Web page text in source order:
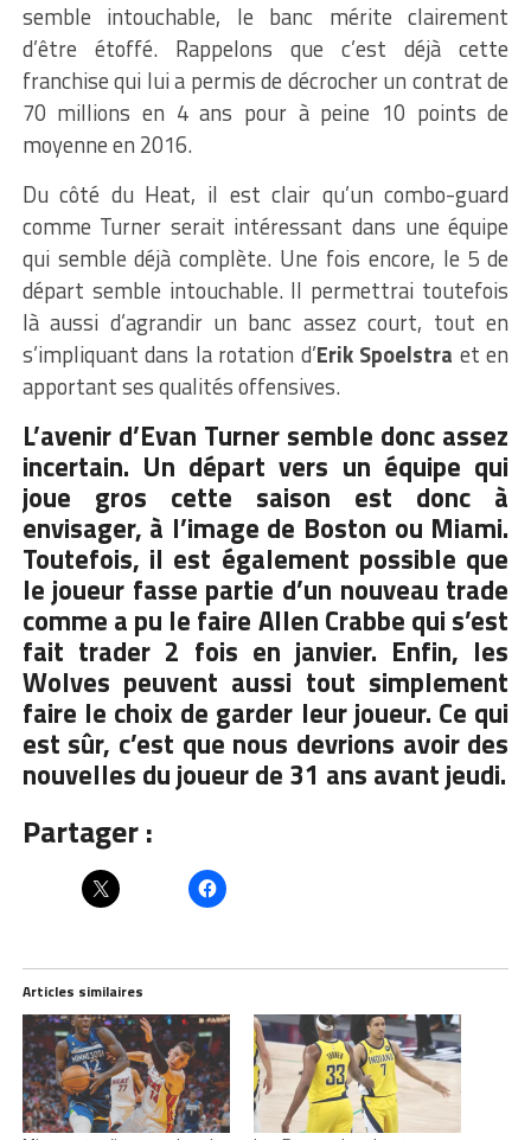
semble intouchable, le banc mérite clairement
d’être étoffé. Rappelons que c’est déjà cette
franchise qui lui a permis de décrocher un contrat de
70 millions en 4 ans pour à peine 10 points de
moyenne en 2016.
Du côté du Heat, il est clair qu’un combo-guard
comme Turner serait intéressant dans une équipe
qui semble déjà complète. Une fois encore, le 5 de
départ semble intouchable. Il permettrai toutefois
là aussi d’agrandir un banc assez court, tout en
s’impliquant dans la rotation d’Erik Spoelstra et en
apportant ses qualités offensives.
L’avenir d’Evan Turner semble donc assez
incertain. Un départ vers un équipe qui
joue gros cette saison est donc à
envisager, à l’image de Boston ou Miami.
Toutefois, il est également possible que
le joueur fasse partie d’un nouveau trade
comme a pu le faire Allen Crabbe qui s’est
fait trader 2 fois en janvier. Enfin, les
Wolves peuvent aussi tout simplement
faire le choix de garder leur joueur. Ce qui
est sûr, c’est que nous devrions avoir des
nouvelles du joueur de 31 ans avant jeudi.
Partager :
Articles similaires